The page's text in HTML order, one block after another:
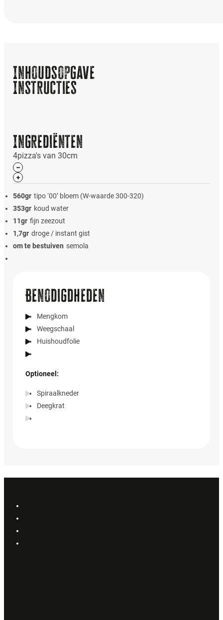
Inhoudsopgave
Instructies
Ingrediënten
4pizza's van 30cm
560gr tipo ‘00’ bloem (W-waarde 300-320)
353gr koud water
11gr fijn zeezout
1,7gr droge / instant gist
om te bestuiven semola
Benodigdheden
Mengkom
Weegschaal
Huishoudfolie
Optioneel:
Spiraalkneder
Deegkrat